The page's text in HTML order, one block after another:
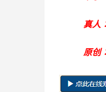
真人
原创